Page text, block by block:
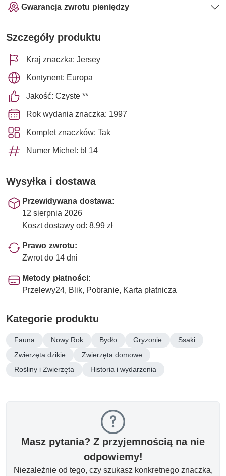
Gwarancja zwrotu pieniędzy
Szczegóły produktu
Kraj znaczka: Jersey
Kontynent: Europa
Jakość: Czyste **
Rok wydania znaczka: 1997
Komplet znaczków: Tak
Numer Michel: bl 14
Wysyłka i dostawa
Przewidywana dostawa:
12 sierpnia 2026
Koszt dostawy od: 8,99 zł
Prawo zwrotu:
Zwrot do 14 dni
Metody płatności:
Przelewy24, Blik, Pobranie, Karta płatnicza
Kategorie produktu
Fauna Nowy Rok Bydło Gryzonie
Ssaki
Zwierzęta dzikie
Zwierzęta domowe
Rośliny i Zwierzęta
Historia i wydarzenia
Masz pytania? Z przyjemnością na nie
odpowiemy!
Niezależnie od tego, czy szukasz konkretnego znaczka,